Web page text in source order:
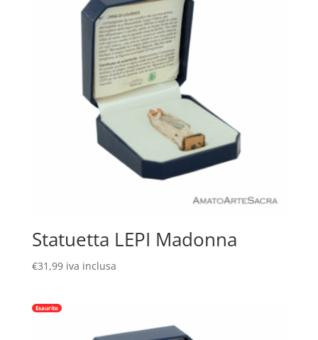
Statuetta LEPI Madonna
€31,99 iva inclusa
Esaurito